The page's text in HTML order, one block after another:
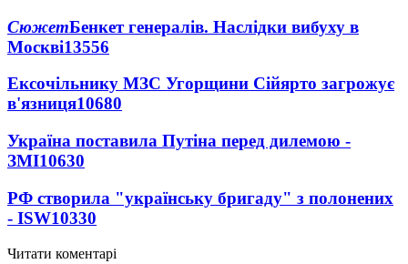
СюжетБенкет генералів. Наслідки вибуху в
Москві13556
Ексочільнику МЗС Угорщини Сійярто загрожує
в'язниця10680
Україна поставила Путіна перед дилемою -
ЗМІ10630
РФ створила "українську бригаду" з полонених
- ISW10330
Читати коментарі